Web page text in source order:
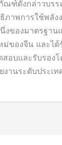
ณฑ์ดังกล่าวบรร
ภาพการใช้พลัง
งของมาตรฐาน
ม่ของจีน และได้
สอบและรับรองโ
งานระดับประเท